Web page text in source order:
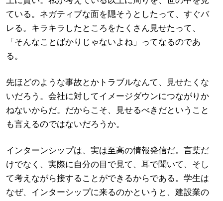
ている。ネガティブな面を隠そうとしたって、すぐバ
レる。キラキラしたところをたくさん見せたって、
「そんなことばかりじゃないよね」ってなるのであ
る。
先ほどのような事故とかトラブルなんて、見せたくな
いだろう。会社に対してイメージダウンにつながりか
ねないからだ。だからこそ、見せるべきだということ
も言えるのではないだろうか。
インターンシップは、実は至高の情報発信だ。言葉だ
けでなく、実際に自分の目で見て、耳で聞いて、そし
て考えながら接することができるからである。学生は
なぜ、インターシップに来るのかというと、建設業の